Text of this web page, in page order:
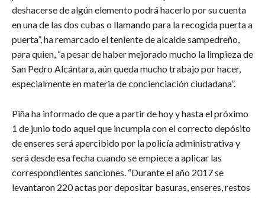
deshacerse de algún elemento podrá hacerlo por su cuenta
en una de las dos cubas o llamando para la recogida puerta a
puerta”, ha remarcado el teniente de alcalde sampedreño,
para quien, “a pesar de haber mejorado mucho la limpieza de
San Pedro Alcántara, aún queda mucho trabajo por hacer,
especialmente en materia de concienciación ciudadana”.
Piña ha informado de que a partir de hoy y hasta el próximo
1 de junio todo aquel que incumpla con el correcto depósito
de enseres será apercibido por la policía administrativa y
será desde esa fecha cuando se empiece a aplicar las
correspondientes sanciones. “Durante el año 2017 se
levantaron 220 actas por depositar basuras, enseres, restos